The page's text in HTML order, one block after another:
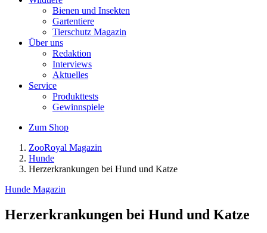
Bienen und Insekten
Gartentiere
Tierschutz Magazin
Über uns
Redaktion
Interviews
Aktuelles
Service
Produkttests
Gewinnspiele
Zum Shop
ZooRoyal Magazin
Hunde
Herzerkrankungen bei Hund und Katze
Hunde Magazin
Herzerkrankungen bei Hund und Katze